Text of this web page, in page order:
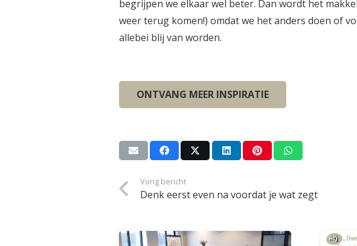
begrijpen we elkaar wel beter. Dan wordt het
weer terug komen!) omdat we het anders doen of
allebei blij van worden.
ONTVANG MEER INSPIRATIE
Vorig bericht
Denk eerst even na voordat je wat zegt